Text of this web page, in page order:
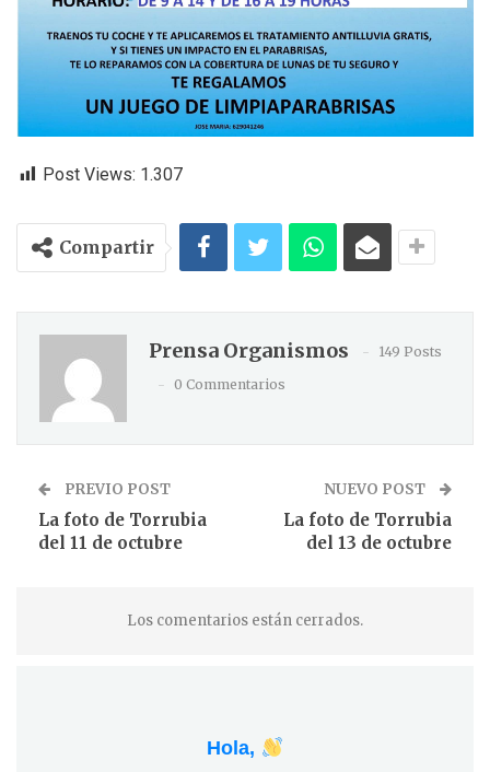
Post Views: 1.307
Compartir
Prensa Organismos
149 Posts
0 Commentarios
PREVIO POST
La foto de Torrubia
del 11 de octubre
NUEVO POST
La foto de Torrubia
del 13 de octubre
Los comentarios están cerrados.
Hola,